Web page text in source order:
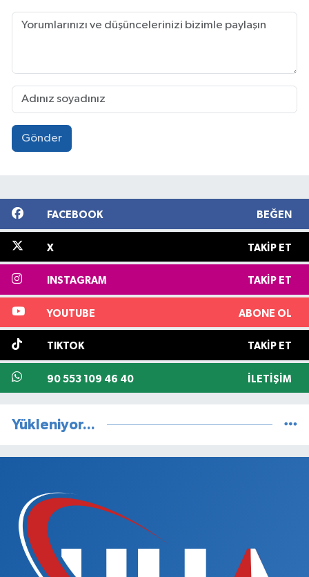
Gönder
FACEBOOK BEĞEN
X TAKIP ET
INSTAGRAM TAKIP ET
YOUTUBE ABONE OL
TIKTOK TAKIP ET
90 553 109 46 40 İLETIŞIM
Yükleniyor...